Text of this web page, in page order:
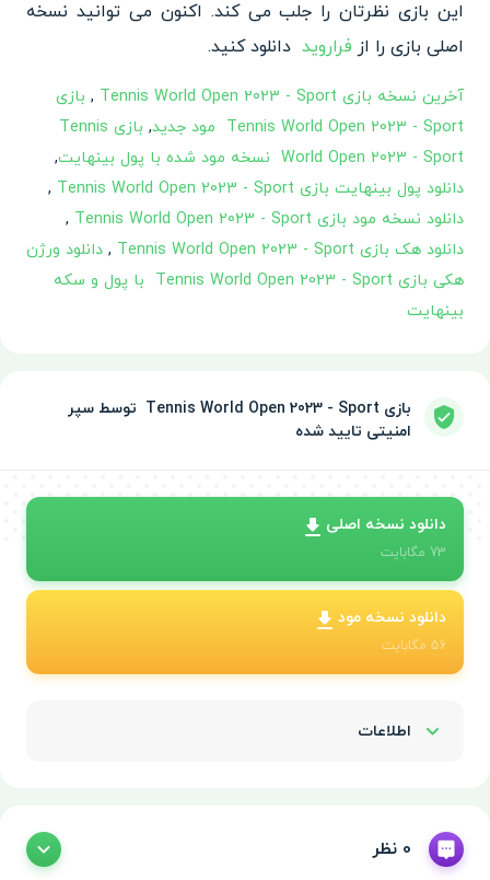
این بازی نظرتان را جلب می کند. اکنون می توانید نسخه
اصلی بازی را از فراروید دانلود کنید.
آخرین نسخه بازی Tennis World Open 2023 - Sport ‏ , بازی
Tennis World Open 2023 - Sport ‏ مود جدید
,
بازی Tennis
World Open 2023 - Sport ‏ نسخه مود شده با پول بینهایت
,
دانلود پول بینهایت بازی Tennis World Open 2023 - Sport ‏
,
دانلود نسخه مود بازی Tennis World Open 2023 - Sport ‏
,
دانلود هک بازی Tennis World Open 2023 - Sport ‏
, دانلود ورژن
هکی بازی Tennis World Open 2023 - Sport ‏ با پول و سکه
بینهایت
بازی Tennis World Open 2023 - Sport ‏ توسط سپر
امنیتی تایید شده
دانلود نسخه اصلی
73 مگابایت
دانلود نسخه مود
56 مگابایت
اطلاعات
0 نظر